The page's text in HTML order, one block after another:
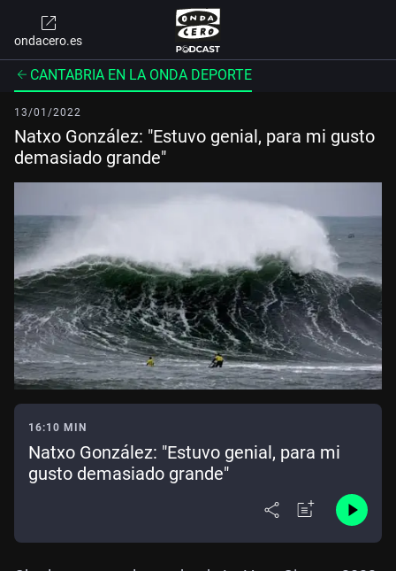
ondacero.es
CANTABRIA EN LA ONDA DEPORTE
13/01/2022
Natxo González: "Estuvo genial, para mi gusto
demasiado grande"
16:10 MIN
Natxo González: "Estuvo genial, para mi
gusto demasiado grande"